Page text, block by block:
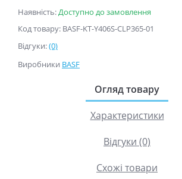
Наявність:Доступно до замовлення
Код товару: BASF-KT-Y406S-CLP365-01
Відгуки:(0)
Виробники BASF
Огляд товару
Характеристики
Відгуки (0)
Схожі товари